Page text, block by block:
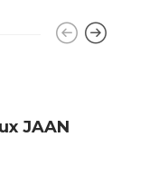
JAAN